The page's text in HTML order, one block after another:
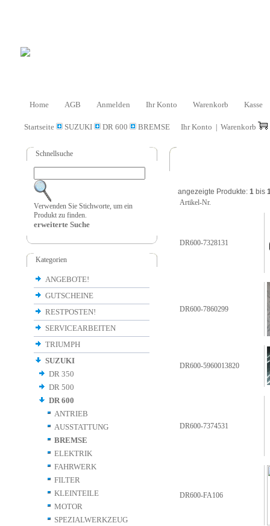
Home AGB Anmelden Ihr Konto Warenkorb Kasse
Startseite SUZUKI DR 600 BREMSE Ihr Konto Warenkorb
Schnellsuche
Verwenden Sie Stichworte, um ein
Produkt zu finden.
erweiterte Suche
Kategorien
ANGEBOTE!
GUTSCHEINE
RESTPOSTEN!
SERVICEARBEITEN
TRIUMPH
SUZUKI
DR 350
DR 500
DR 600
ANTRIEB
AUSSTATTUNG
BREMSE
ELEKTRIK
FAHRWERK
FILTER
KLEINTEILE
MOTOR
SPEZIALWERKZEUG
angezeigte Produkte: 1 bis
Artikel-Nr.
DR600-7328131
DR600-7860299
DR600-5960013820
DR600-7374531
DR600-FA106